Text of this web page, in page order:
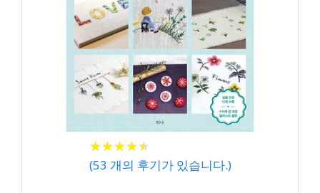
★★★★★
★★★★★
(53 개의 후기가 있습니다.)